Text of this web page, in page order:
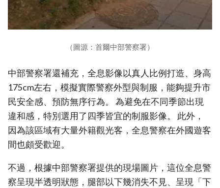
（圖源：首爾中部警察署）
中部警察署還補充，全息影像以真人比例打造、身高
175cm左右，模擬實際警察外型與制服，能夠提升市
民安全感、預防無序行為。 為避免在不同季節出現
違和感，特別選用了四季皆宜的制服影像。 此外，
因為該區域有大量外籍觀光客，全息警察在外國遊客
間也頗受歡迎。
不過，根據中部警察署提供的現場圖片，這位全息警
察呈現半透明狀態，腿部以下幾消失不見、呈現「下